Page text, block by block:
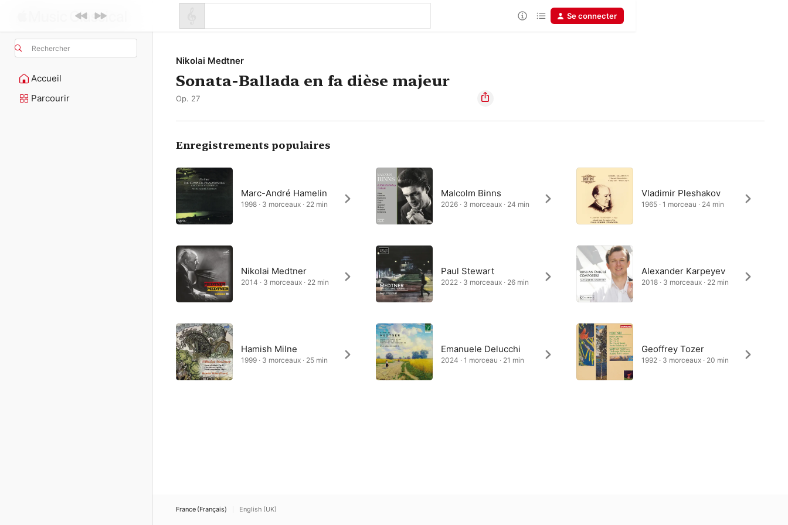
Rechercher
Accueil
Parcourir
Se connecter
Nikolai Medtner
Sonata-Ballada en fa dièse majeur
Op. 27
Enregistrements populaires
Marc-André Hamelin
1998 · 3 morceaux · 22 min
Nikolai Medtner
2014 · 3 morceaux · 22 min
Hamish Milne
1999 · 3 morceaux · 25 min
Malcolm Binns
2026 · 3 morceaux · 24 min
Paul Stewart
2022 · 3 morceaux · 26 min
Emanuele Delucchi
2024 · 1 morceau · 21 min
Vladimir Pleshakov
1965 · 1 morceau · 24 min
Alexander Karpeyev
2018 · 3 morceaux · 22 min
Geoffrey Tozer
1992 · 3 morceaux · 20 min
France (Français) English (UK)